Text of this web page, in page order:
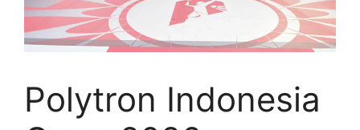
Polytron Indonesia